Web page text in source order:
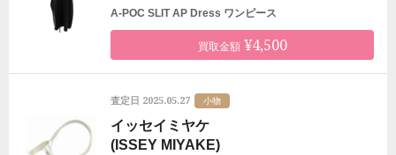
A-POC SLIT AP Dress ワンピース
買取金額¥4,500
査定日 2025.05.27 小物
イッセイミヤケ
(ISSEY MIYAKE)